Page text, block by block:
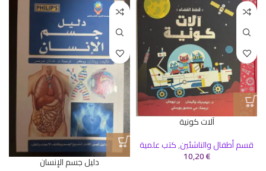
آلات كونية
قسم أطفال والناشئين,كتب علمية
10,20€
دليل جسم الإنسان